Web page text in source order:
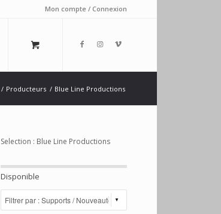
Mon compte / Connexion
/ Producteurs / Blue Line Productions
Selection : Blue Line Productions
Disponible